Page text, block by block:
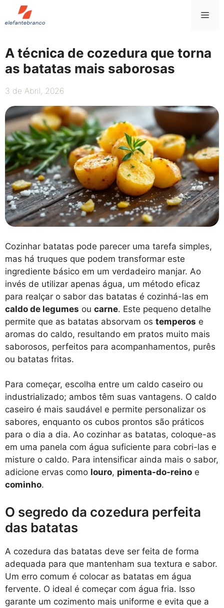
Saltar
para
A técnica de cozedura que torna
as batatas mais saborosas
3 de Abril, 2026
Cozinhar batatas pode parecer uma tarefa simples,
mas há truques que podem transformar este
ingrediente básico em um verdadeiro manjar. Ao
invés de utilizar apenas água, um método eficaz
para realçar o sabor das batatas é cozinhá-las em
caldo de legumes ou carne. Este pequeno detalhe
permite que as batatas absorvam os temperos e
aromas do caldo, resultando em pratos muito mais
saborosos, perfeitos para acompanhamentos, purês
ou batatas fritas.
Para começar, escolha entre um caldo caseiro ou
industrializado; ambos têm suas vantagens. O caldo
caseiro é mais saudável e permite personalizar os
sabores, enquanto os cubos prontos são práticos
para o dia a dia. Ao cozinhar as batatas, coloque-as
em uma panela com água suficiente para cobri-las e
misture o caldo. Para intensificar ainda mais o sabor,
adicione ervas como louro, pimenta-do-reino e
cominho.
O segredo da cozedura perfeita
das batatas
A cozedura das batatas deve ser feita de forma
adequada para que mantenham sua textura e sabor.
Um erro comum é colocar as batatas em água
fervente. O ideal é começar com água fria. Isso
garante um cozimento mais uniforme e evita que a